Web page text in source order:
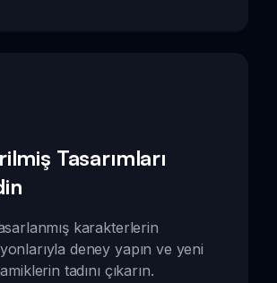
Tasarımları
karakterlerin
deney yapın ve yeni
tadını çıkarın.